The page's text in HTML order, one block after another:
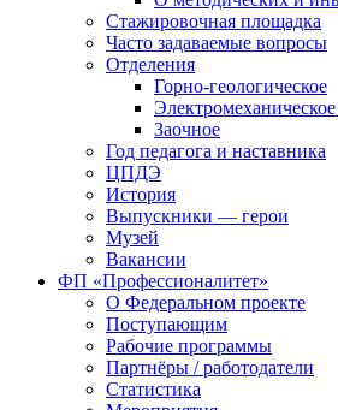
Стажировочная площадка
Часто задаваемые вопросы
Отделения
Горно-геологическое
Заочное
Год педагога и наставника
ЦПДЭ
История
Выпускники — герои
Музей
Вакансии
ФП «Профессионалитет»
О Федеральном проекте
Поступающим
Рабочие программы
Партнёры / работодатели
Статистика